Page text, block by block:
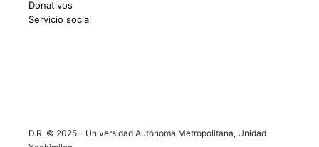
Donativos
Servicio social
D.R. © 2025 – Universidad Autónoma Metropolitana, Unidad